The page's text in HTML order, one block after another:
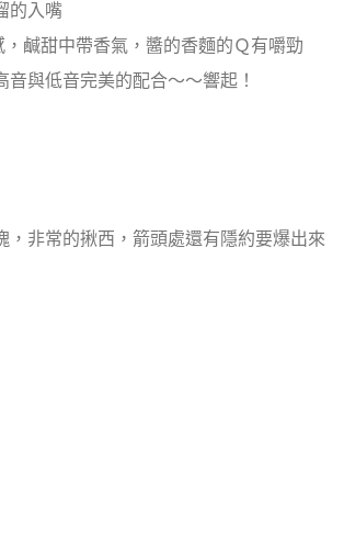
的入嘴
鹹甜中帶香氣，醬的香麵的Ｑ有嚼勁
音與低音完美的配合～～響起！
，非常的揪西，箭頭處還有隱約要爆出來